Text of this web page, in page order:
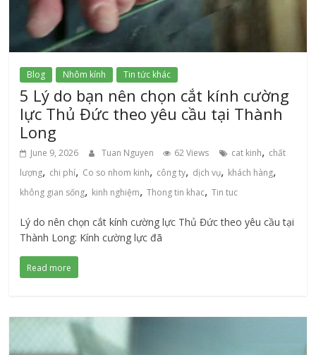
Blog Nhôm kính Tin tức khác
5 Lý do bạn nên chọn cắt kính cường
lực Thủ Đức theo yêu cầu tại Thành
Long
June 9, 2026 Tuan Nguyen 62 Views cat kinh, chất
lượng, chi phí, Co so nhom kinh, công ty, dịch vụ, khách hàng,
không gian sống, kinh nghiệm,Thong tin khac,Tin tuc
Lý do nên chọn cắt kính cường lực Thủ Đức theo yêu cầu tại
Thành Long: Kính cường lực đã
Read more